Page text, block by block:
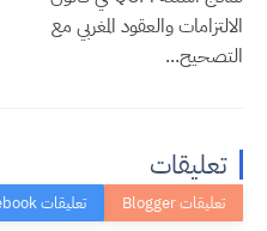
الالتزامات والعقود المغربي مع
التصحيح...
تعليقات